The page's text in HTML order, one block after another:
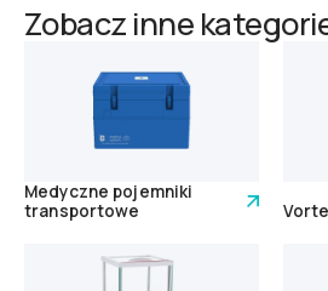
Zobacz inne
Medyczne pojemniki
transportowe